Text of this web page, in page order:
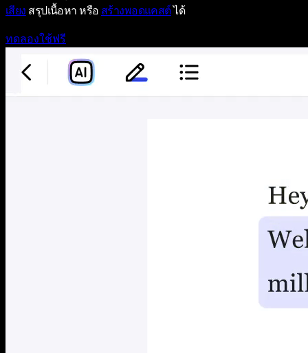
เสียง สรุปเนื้อหา หรือ สร้างพอดแคสต์ได้
ทดลองใช้ฟรี